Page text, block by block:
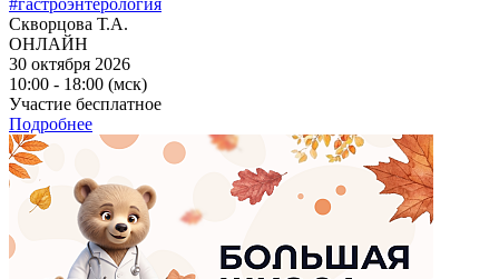
Скворцова Т.А.
ОНЛАЙН
30 октября 2026
10:00 - 18:00 (мск)
Участие бесплатное
Подробнее